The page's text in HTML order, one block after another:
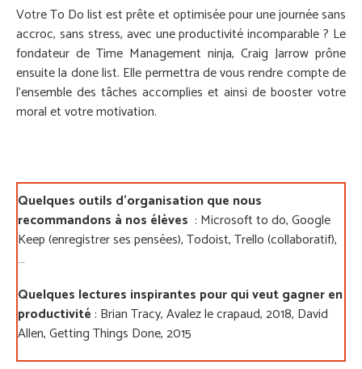
Votre To Do list est prête et optimisée pour une journée sans
accroc, sans stress, avec une productivité incomparable ? Le
fondateur de Time Management ninja, Craig Jarrow prône
ensuite la done list. Elle permettra de vous rendre compte de
l’ensemble des tâches accomplies et ainsi de booster votre
moral et votre motivation.
Quelques outils d’organisation que nous
recommandons à nos élèves : Microsoft to do, Google
Keep (enregistrer ses pensées), Todoist, Trello (collaboratif),
…
Quelques lectures inspirantes pour qui veut gagner en
productivité: Brian Tracy, Avalez le crapaud,2018, David
Allen,Getting Things Done,2015